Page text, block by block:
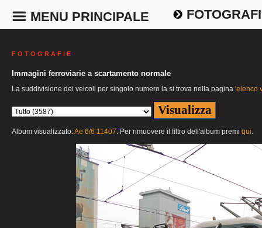
MENU PRINCIPALE
F O T O G R A F I E
Immagini ferroviarie a scartamento normale
La suddivisione dei veicoli per singolo numero la si trova nella pagina 'elenco
Album visualizzato:Ae 6/6 11407. Per rimuovere il filtro dell'album premi qui.